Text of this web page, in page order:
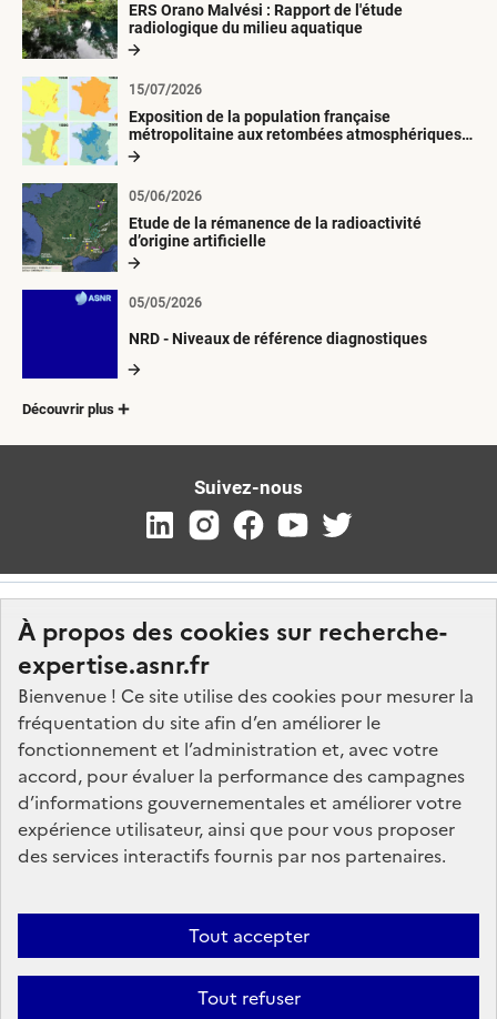
À propos des cookies sur recherche-
expertise.asnr.fr
Bienvenue ! Ce site utilise des cookies pour mesurer la
fréquentation du site afin d’en améliorer le
fonctionnement et l’administration et, avec votre
accord, pour évaluer la performance des campagnes
d’informations gouvernementales et améliorer votre
expérience utilisateur, ainsi que pour vous proposer
des services interactifs fournis par nos partenaires.
Tout accepter
Tout refuser
ERS Orano Malvési : Rapport de l'étude
radiologique du milieu aquatique
Exposition de la population française
métropolitaine aux retombées atmosphériques
radioactives depuis 1945
15/07/2026
Etude de la rémanence de la radioactivité
d’origine artificielle
05/06/2026
NRD - Niveaux de référence diagnostiques
05/05/2026
Découvrir plus
Suivez-nous
Nos marchés
Nos offres d'emploi
FAQ
Glossaire
Plan du site